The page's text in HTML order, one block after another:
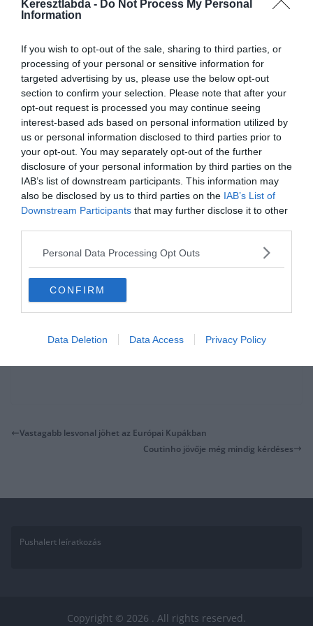
Keresztlabda - Do Not Process My Personal
Information
If you wish to opt-out of the sale, sharing to third parties, or
processing of your personal or sensitive information for
targeted advertising by us, please use the below opt-out
section to confirm your selection. Please note that after your
opt-out request is processed you may continue seeing
interest-based ads based on personal information utilized by
us or personal information disclosed to third parties prior to
your opt-out. You may separately opt-out of the further
disclosure of your personal information by third parties on the
IAB’s list of downstream participants. This information may
also be disclosed by us to third parties on the IAB’s List of
Downstream Participants that may further disclose it to other
Personal Data Processing Opt Outs
CONFIRM
Data Deletion Data Access Privacy Policy
meccsen 6 góljával hívta fel magára a figyelmet, igaz,, a brazil
bajnokságban még csak 4 meccsen játszott.
A Gazzetta dello Sport újságírója,Nicoló Schira szerint Fabio
Paratici fél millió Eurós kölcsön ajánlatot tett a Santosnak a
játékosért 14 millió Eurós kötelező vételi opcióval.
Schira szerint az, hogy Jorgenak nincs európai útlevele
megbonyolítja a leigazolását, de a Juve próbálja lezárni az üzletet
az anyján és egyben ügynökén, Athena Karinán keresztül.
Vastagabb lesvonal jöhet az Európai Kupákban
Coutinho jövője még mindig kérdéses
Pushalert leíratkozás
Copyright © 2026 . All rights reserved.